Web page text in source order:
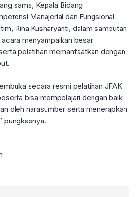
sama, Kepala Bidang
Manajerial dan Fungsional
Rina Kusharyanti, dalam sambutan
menyampaikan besar
pelatihan memanfaatkan dengan
secara resmi pelatihan JFAK
bisa mempelajari dengan baik
oleh narasumber serta menerapkan
pungkasnya.